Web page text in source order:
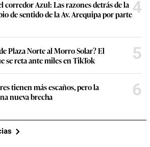
Azul: Las razones detrás de la
de sentido de la Av. Arequipa por parte4
Plaza Norte al Morro Solar? El
se reta ante miles en TikTok
5
tienen más escaños, pero la
nueva brecha
6